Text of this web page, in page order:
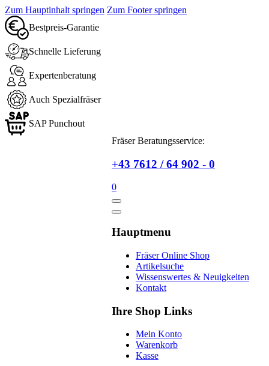
Zum Hauptinhalt springen Zum Footer springen
Bestpreis-Garantie
Schnelle Lieferung
Expertenberatung
Auch Spezialfräser
SAP Punchout
Fräser Beratungsservice:
+43 7612 / 64 902 - 0
0
Hauptmenu
Fräser Online Shop
Artikelsuche
Wissenswertes & Neuigkeiten
Kontakt
Ihre Shop Links
Mein Konto
Warenkorb
Kasse